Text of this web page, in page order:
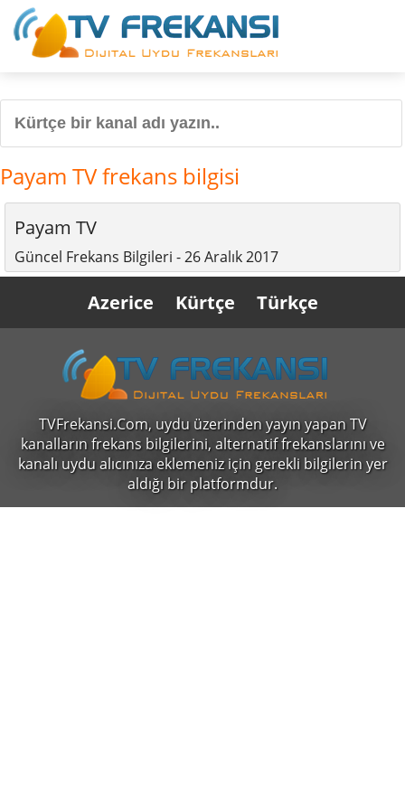
Payam TV frekans bilgisi
Payam TV
Güncel Frekans Bilgileri - 26 Aralık 2017
Azerice Kürtçe Türkçe
TVFrekansi.Com,uydu üzerinden yayın yapan TV
kanalların frekans bilgilerini, alternatif frekanslarını ve
kanalı uydu alıcınıza eklemeniz için gerekli bilgilerin yer
aldığı bir platformdur.